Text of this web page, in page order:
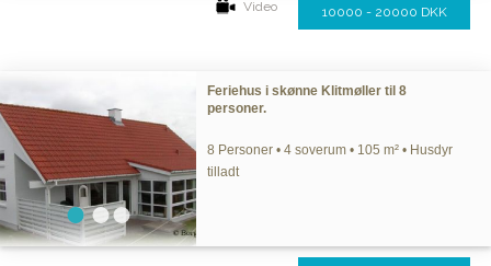
Video 10000 - 20000 DKK
Feriehus i skønne Klitmøller til 8
personer.
8 Personer • 4 soverum • 105 m² • Husdyr
tilladt